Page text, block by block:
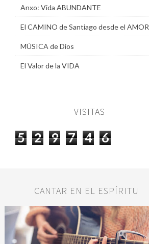
Anxo: Vida ABUNDANTE
El CAMINO de Santiago desde el AMOR
MÚSICA de Dios
El Valor de la VIDA
VISITAS
5 2 9 7 4 6
CANTAR EN EL ESPÍRITU